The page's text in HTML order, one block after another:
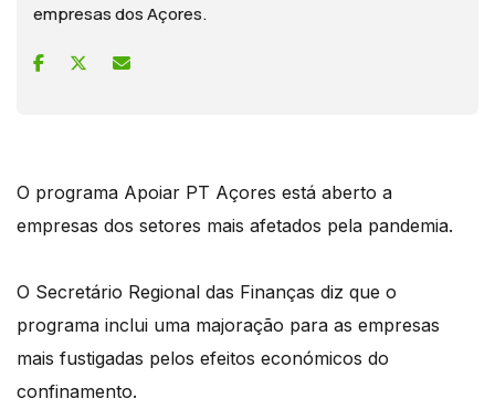
empresas dos Açores.
O programa Apoiar PT Açores está aberto a
empresas dos setores mais afetados pela pandemia.
O Secretário Regional das Finanças diz que o
programa inclui uma majoração para as empresas
mais fustigadas pelos efeitos económicos do
confinamento.